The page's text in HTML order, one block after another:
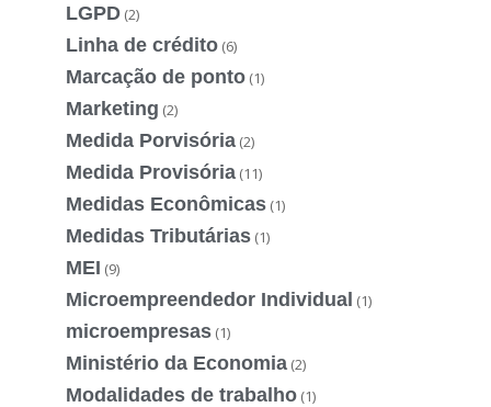
LGPD (2)
Linha de crédito (6)
Marcação de ponto (1)
Marketing (2)
Medida Porvisória (2)
Medida Provisória (11)
Medidas Econômicas (1)
Medidas Tributárias (1)
MEI (9)
Microempreendedor Individual (1)
microempresas (1)
Ministério da Economia (2)
Modalidades de trabalho (1)